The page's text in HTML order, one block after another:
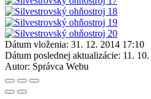
Dátum vloženia: 31. 12. 2014 17:10
Dátum poslednej aktualizácie: 11.
Autor: Správca Webu